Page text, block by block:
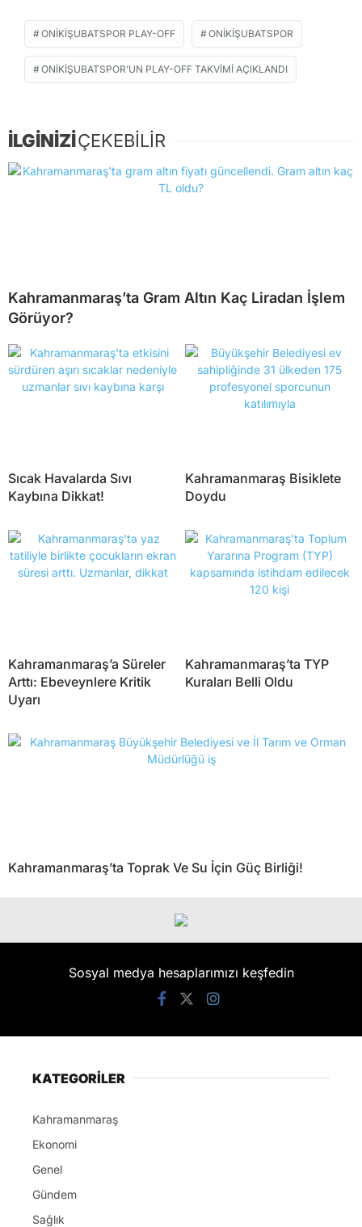
ONIKIŞUBATSPOR PLAY-OFF ONIKIŞUBATSPOR
ONIKIŞUBATSPOR’UN PLAY-OFF TAKVIMI AÇIKLANDI
İLGİNİZİÇEKEBİLİR
Kahramanmaraş’ta Gram Altın Kaç Liradan İşlem
Görüyor?
Sıcak Havalarda Sıvı
Kaybına Dikkat!
Kahramanmaraş Bisiklete
Doydu
Kahramanmaraş’a Süreler
Arttı: Ebeveynlere Kritik
Uyarı
Kahramanmaraş’ta TYP
Kuraları Belli Oldu
Kahramanmaraş’ta Toprak Ve Su İçin Güç Birliği!
Sosyal medya hesaplarımızı keşfedin
KATEGORİLER
Kahramanmaraş
Ekonomi
Genel
Gündem
Sağlık